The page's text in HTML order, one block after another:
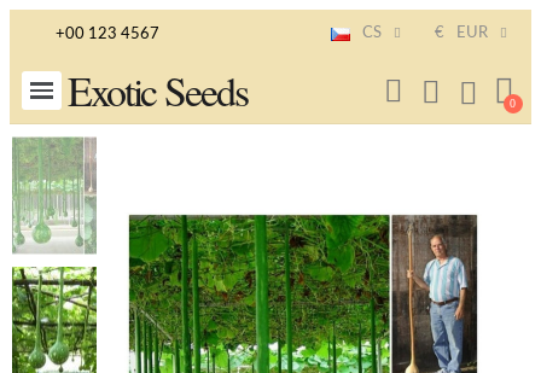
+00 123 4567 CS € EUR
Exotic Seeds